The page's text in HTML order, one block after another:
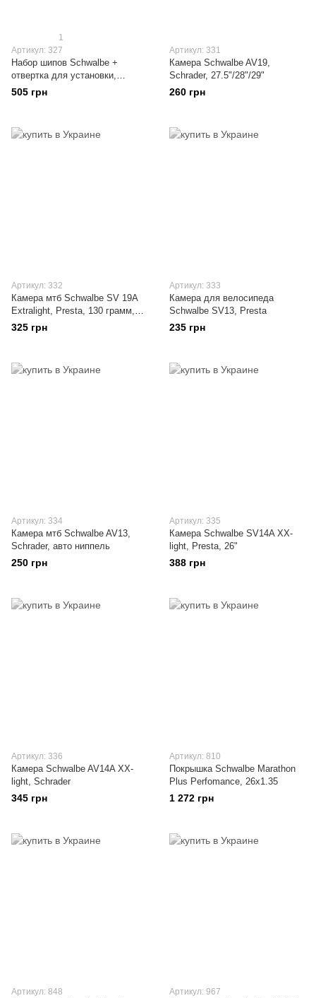
1
Артикул: 327
Набор шипов Schwalbe +
отвертка для установки,
стальные, 50 штук
505 грн
Артикул: 331
Камера Schwalbe AV19,
Schrader, 27.5"/28"/29"
260 грн
Артикул: 332
Камера мтб Schwalbe SV 19A
Extralight, Presta, 130 грамм,
28/29"
325 грн
Артикул: 333
Камера для велосипеда
Schwalbe SV13, Presta
235 грн
Артикул: 334
Камера мтб Schwalbe AV13,
Schrader, авто ниппель
250 грн
Артикул: 335
Камера Schwalbe SV14A XX-
light, Presta, 26"
388 грн
Артикул: 336
Камера Schwalbe AV14A XX-
light, Schrader
345 грн
Артикул: 810
Покрышка Schwalbe Marathon
Plus Perfomance, 26x1.35
1 272 грн
Артикул: 848 Артикул: 967